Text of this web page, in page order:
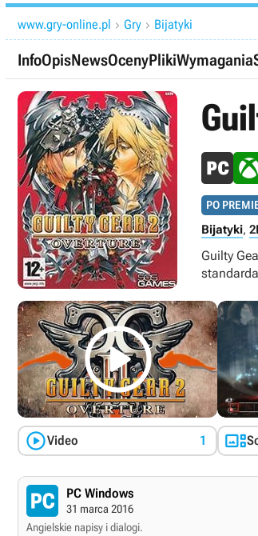
www.gry-online.pl  Gry  Bijatyki
InfoOpisNewsOcenyPlikiWymagania
PO
Bijatyki,
Guilty

Video 1 
PC Windows
31 marca 2016
Angielskie napisy i dialogi.